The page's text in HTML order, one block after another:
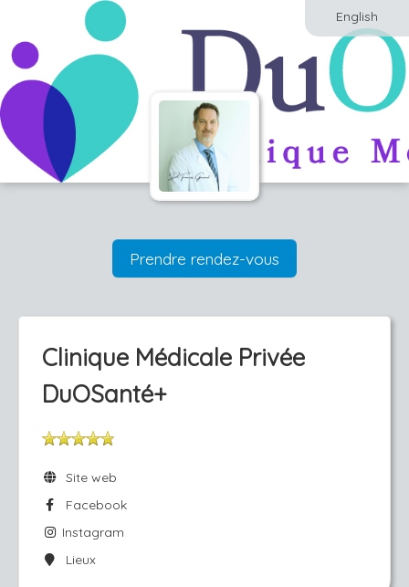
English
Prendre rendez-vous
Clinique Médicale Privée
DuOSanté+
Site web
Facebook
Instagram
Lieux